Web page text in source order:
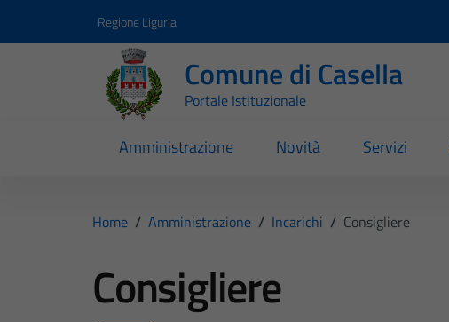
Regione Liguria
Comune di Casella
Portale Istituzionale
Amministrazione Novità Servizi
Home / Amministrazione / Incarichi / Consigliere
Consigliere